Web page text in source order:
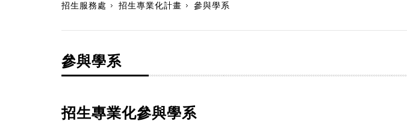
招生服務處 招生專業化計畫 參與學系
參與學系
招生專業化參與學系